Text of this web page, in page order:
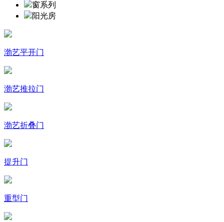
窗系列
阳光房
渤艺平开门
渤艺推拉门
渤艺折叠门
提升门
重型门